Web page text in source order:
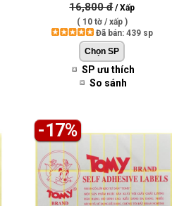
16,800 đ/ Xấp
( 10 tờ / xấp )
Đã bán: 439 sp
SP ưu thích
So sánh
-17%